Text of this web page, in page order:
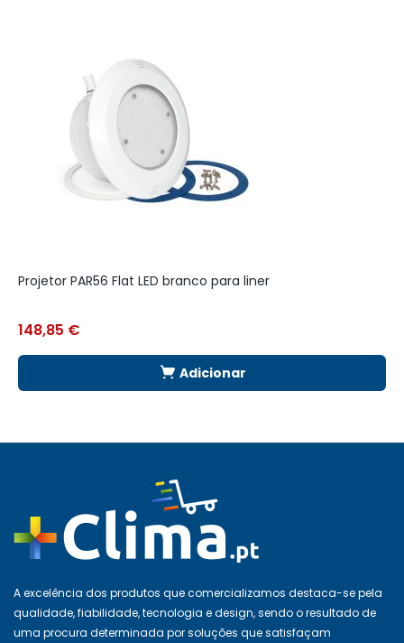
Projetor PAR56 Flat LED branco para liner
148,85 €
Adicionar
A excelência dos produtos que comercializamos destaca-se pela
qualidade, fiabilidade, tecnologia e design, sendo o resultado de
uma procura determinada por soluções que satisfaçam